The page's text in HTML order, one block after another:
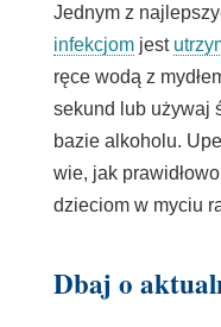
Jednym z
infekcjomjest
ręce wodą z
sekund lub używaj
bazie alkoholu.
wie, jak
dzieciom w myciu
Dbaj o